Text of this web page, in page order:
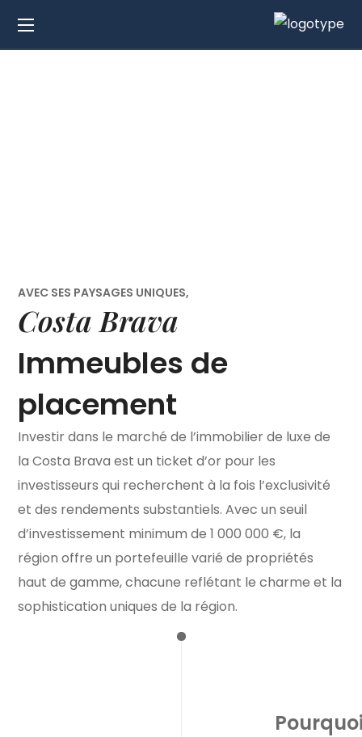
AVEC SES PAYSAGES UNIQUES,
Costa Brava
Immeubles de
placement
Investir dans le marché de l’immobilier de luxe de
la Costa Brava est un ticket d’or pour les
investisseurs qui recherchent à la fois l’exclusivité
et des rendements substantiels. Avec un seuil
d’investissement minimum de 1 000 000 €, la
région offre un portefeuille varié de propriétés
haut de gamme, chacune reflétant le charme et la
sophistication uniques de la région.